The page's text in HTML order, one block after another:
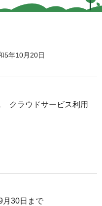
年10月20日
クラウドサービス利用
月30日まで